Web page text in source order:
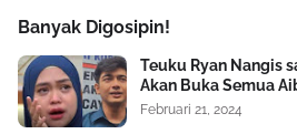
Banyak Digosipin!
Teuku Ryan Nangis
Akan Buka Semua
Februari 21, 2024